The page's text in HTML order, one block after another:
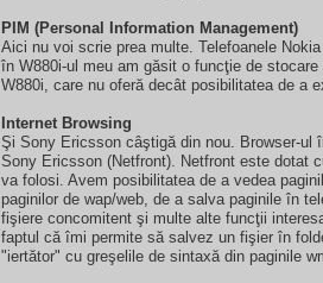
PIM (Personal Information Management)
Aici nu voi scrie prea multe. Telefoanele
în W880i-ul meu am găsit o funcţie de
W880i, care nu oferă decât posibilitatea de a
Internet Browsing
Şi Sony Ericsson câştigă din nou. Browser-ul
Sony Ericsson (Netfront). Netfront este dotat
va folosi. Avem posibilitatea de a vedea
paginilor de wap/web, de a salva paginile în
fişiere concomitent şi multe alte funcţii
faptul că îmi permite să salvez un fişier în
"iertător" cu greşelile de sintaxă din paginile